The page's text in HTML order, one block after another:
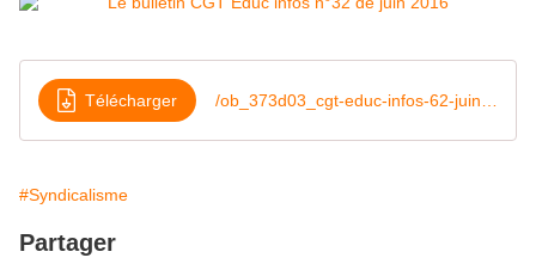
Télécharger
#Syndicalisme
Partager